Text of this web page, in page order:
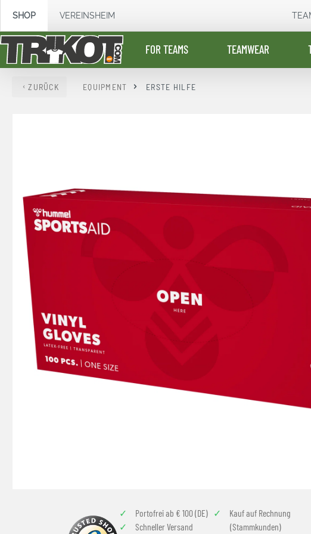
Zur Hauptnavigation springen
SHOP VEREINSHEIM
FOR TEAMS TEAMWEAR
ZURÜCK EQUIPMENT ERSTE HILFE
Portofrei ab € 100 (DE)
Schneller Versand
Kauf auf Rechnung
(Stammkunden)